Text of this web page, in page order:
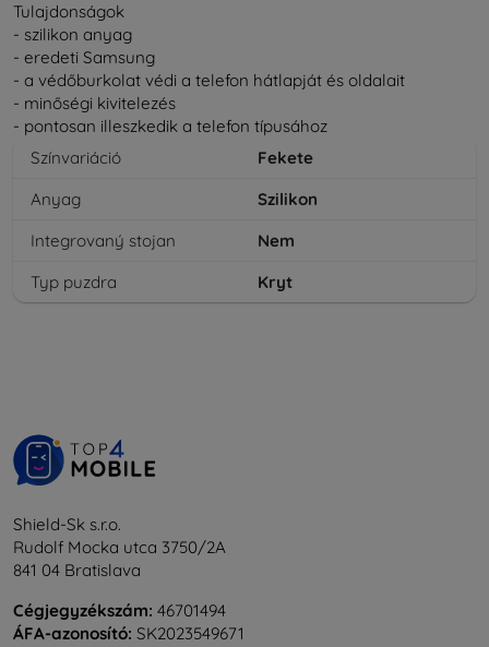
Tulajdonságok
- szilikon anyag
- eredeti Samsung
- a védőburkolat védi a telefon hátlapját és oldalait
- minőségi kivitelezés
- pontosan illeszkedik a telefon típusához
Színvariáció
Fekete
Anyag
Szilikon
Integrovaný stojan
Nem
Typ puzdra
Kryt
Shield-Sk s.r.o.
Rudolf Mocka utca 3750/2A
841 04 Bratislava
Cégjegyzékszám: 46701494
ÁFA-azonosító: SK2023549671